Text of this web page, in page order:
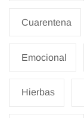
Cuarentena
Emocional
Hierbas